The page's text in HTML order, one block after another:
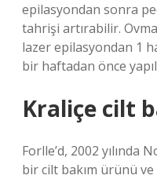
epilasyondan sonra
tahrişi artırabilir.
lazer epilasyondan 1
bir haftadan önce
Kraliçe cilt
Forlle’d, 2002 yılında
bir cilt bakım ürünü